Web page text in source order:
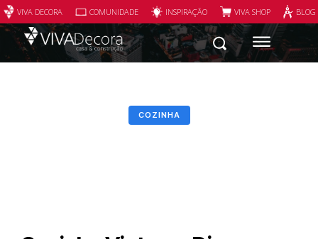
VIVA DECORA COMUNIDADE INSPIRAÇÃO VIVA SHOP
COZINHA